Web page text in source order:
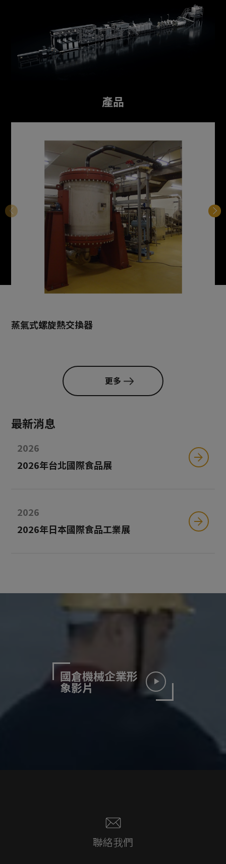
產品
蒸氣式螺旋熱交換器
更多
最新消息
2026
2026年台北國際食品展
2026
2026年日本國際食品工業展
國倉機械企業形
象影片
聯絡我們